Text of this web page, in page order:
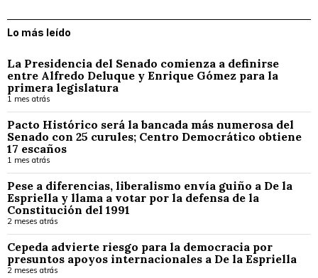
Lo más leído
La Presidencia del Senado comienza a definirse
entre Alfredo Deluque y Enrique Gómez para la
primera legislatura
1 mes atrás
Pacto Histórico será la bancada más numerosa del
Senado con 25 curules; Centro Democrático obtiene
17 escaños
1 mes atrás
Pese a diferencias, liberalismo envía guiño a De la
Espriella y llama a votar por la defensa de la
Constitución del 1991
2 meses atrás
Cepeda advierte riesgo para la democracia por
presuntos apoyos internacionales a De la Espriella
2 meses atrás